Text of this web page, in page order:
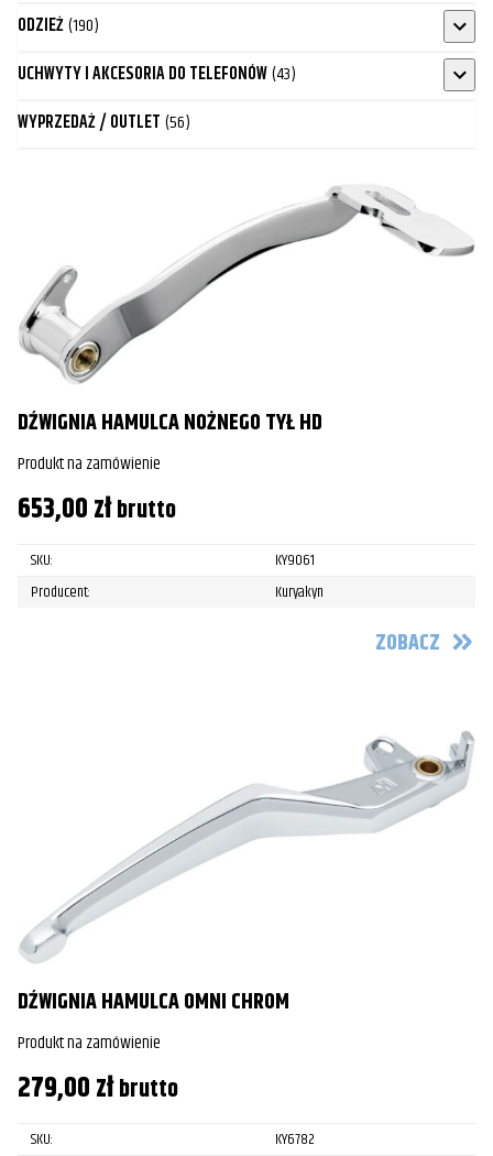
ODZIEŻ(190)
UCHWYTY I AKCESORIA DO TELEFONÓW(43)
WYPRZEDAŻ / OUTLET (56)
DŹWIGNIA HAMULCA NOŻNEGO TYŁ HD
Produkt na zamówienie
653,00złbrutto
SKU:
KY9061
Producent:
Kuryakyn
ZOBACZ
DŹWIGNIA HAMULCA OMNI CHROM
Produkt na zamówienie
279,00złbrutto
SKU:
KY6782